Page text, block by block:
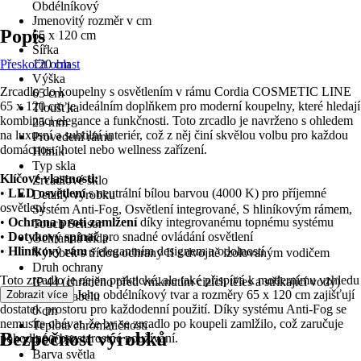
Obdélníkový
Jmenovitý rozměr v cm
65 x 120 cm
Šířka
120 cm
Výška
65 cm
Tloušťka
25 mm
Provedení rámu
Hliník
Typ skla
Zrcadlové sklo
Detaily výrobku
Systém Anti-Fog, Osvětlení integrované, S hliníkovým rámem,
Touch Sensor
Ochranná třída
Výrobek s třídou ochrany II s dvojitě izolovaným vodičem
Druh ochrany
IP 44 (chráněno před vniknutím cizích těles a stříkající vody)
Délka kabelu
0 cm
Teplota chromatičnosti
4 000 K
Barva světla
Popis
Přeskočit oblast
Zrcadlo do koupelny s osvětlením v rámu Cordia COSMETIC LINE
65 x 120 cm je ideálním doplňkem pro moderní koupelny, které hledají
kombinaci elegance a funkčnosti. Toto zrcadlo je navrženo s ohledem
na luxusní a subtilní interiér, což z něj činí skvělou volbu pro každou
domácnost, hotel nebo wellness zařízení.
Klíčové vlastnosti:
• LED osvětlenís neutrální bílou barvou (4000 K) pro příjemné
osvětlení
• Ochrana proti zamlženídíky integrovanému topnému systému
• Dotykový spínačpro snadné ovládání osvětlení
• Hliníkový ráms elegantním designem a odolností
Toto zrcadlo je nejen praktické, ale také přispívá k modernímu vzhledu
vaší koupelny. Jeho obdélníkový tvar a rozměry 65 x 120 cm zajišťují
dostatek prostoru pro každodenní použití. Díky systému Anti-Fog se
nemusíte obávat, že by se zrcadlo po koupeli zamlžilo, což zaručuje
pohodlné a bezstarostné používání.
Zobrazit více
Bezpečnost výrobků